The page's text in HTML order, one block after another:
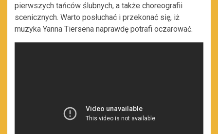
pierwszych tańców ślubnych, a także choreografii
scenicznych. Warto posłuchać i przekonać się, iż
muzyka Yanna Tiersena naprawdę potrafi oczarować.